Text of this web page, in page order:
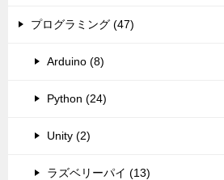
プログラミング (47)
Arduino (8)
Python (24)
Unity (2)
ラズベリーパイ (13)